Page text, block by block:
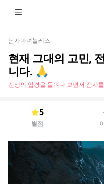
남자마녀블레스
현재 그대의 고민,
니다. 🙏
전생의 업경을 들여다 보면서 점사
5
별점